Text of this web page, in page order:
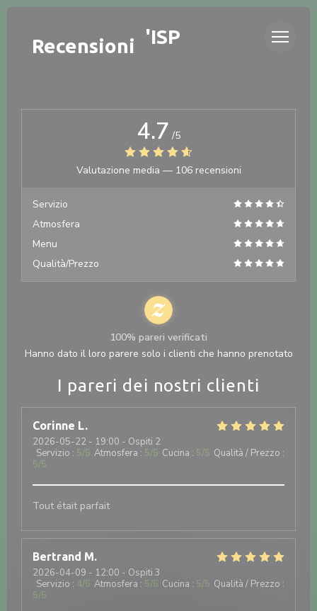
LA TABLÉE D'ISP
Recensioni
I pareri dei nostri clienti
Corinne L
2026-05-22 - 19:00 - Ospiti 2
Servizio : 5/5 Atmosfera : 5/5 Cucina : 5/5 Qualità / Prezzo :
5/5
Tout était parfait
Bertrand M
2026-04-09 - 12:00 - Ospiti 3
Servizio : 4/5 Atmosfera : 5/5 Cucina : 5/5 Qualità / Prezzo :
5/5
4.7 /5
Valutazione media — 106 recensioni
Servizio
Atmosfera
Menu
Qualità/Prezzo
100% pareri verificati
Hanno dato il loro parere solo i clienti che hanno prenotato